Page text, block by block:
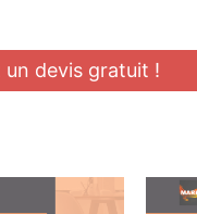
un devis gratuit !